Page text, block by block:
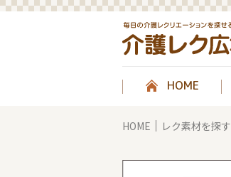
HOME
HOME レク素材を探す